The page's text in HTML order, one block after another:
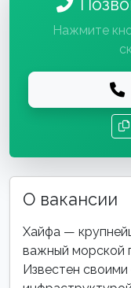
Нажмите
О вакансии
Хайфа —
важный морской
Известен